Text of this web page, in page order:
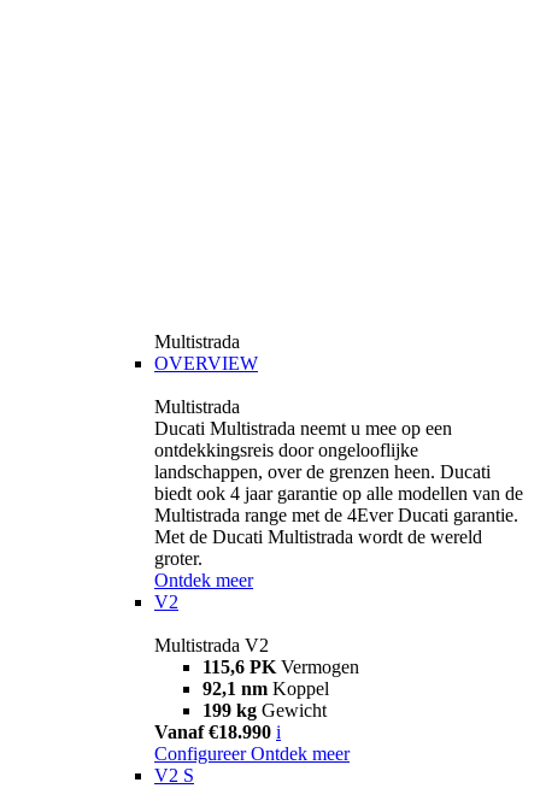
Multistrada
OVERVIEW
Multistrada
Ducati Multistrada neemt u mee op een
ontdekkingsreis door ongelooflijke
landschappen, over de grenzen heen. Ducati
biedt ook 4 jaar garantie op alle modellen van de
Multistrada range met de 4Ever Ducati garantie.
Met de Ducati Multistrada wordt de wereld
groter.
Ontdek meer
V2
Multistrada V2
115,6 PK Vermogen
92,1 nm Koppel
199 kg Gewicht
Vanaf €18.990 i
Configureer Ontdek meer
V2 S